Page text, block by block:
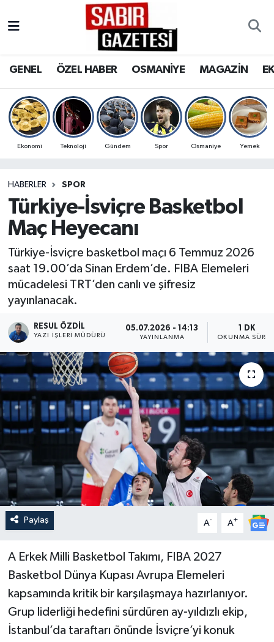
GENEL ÖZEL HABER OSMANİYE MAGAZİN
Ekonomi Teknoloji Gündem Spor Osmaniye Yemek
HABERLER SPOR
Türkiye-İsviçre Basketbol
Maç Heyecanı
Türkiye-İsviçre basketbol maçı 6 Temmuz 2026
saat 19.00’da Sinan Erdem’de. FIBA Elemeleri
mücadelesi TRT’den canlı ve şifresiz
yayınlanacak.
RESUL ÖZDIL
YAZI İŞLERI MÜDÜRÜ
05.07.2026 - 14:13
YAYINLANMA
1 DK
OKUNMA
Paylaş A- A+
A Erkek Milli Basketbol Takımı, FIBA 2027
Basketbol Dünya Kupası Avrupa Elemeleri
kapsamında kritik bir karşılaşmaya hazırlanıyor.
Grup liderliği hedefini sürdüren ay-yıldızlı ekip,
İstanbul’da taraftarı önünde İsviçre’yi konuk
OSMANİYE
MAGAZİN
SPOR
RESMİ İLANLAR
Osmaniye Nöbetçi Eczaneler
Osmaniye Trafik Yoğunluk Haritası
Süper Lig Puan Durumu ve Fikstür
Son Dakika Haberleri
Haber Arşivi